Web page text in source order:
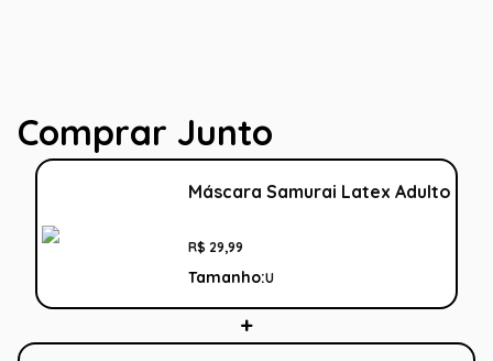
Comprar Junto
Máscara Samurai Latex Adulto
R$ 29,99
Tamanho:U